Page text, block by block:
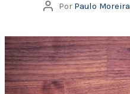
Por Paulo Moreira